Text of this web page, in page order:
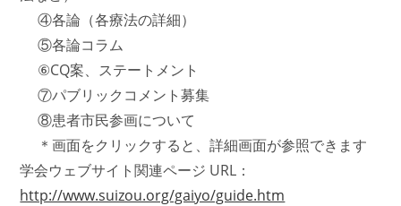
④各論（各療法の詳細）
⑤各論コラム
⑥CQ案、ステートメント
⑦パブリックコメント募集
⑧患者市民参画について
＊画面をクリックすると、詳細画面が参照できます
学会ウェブサイト関連ページ URL：
http://www.suizou.org/gaiyo/guide.htm